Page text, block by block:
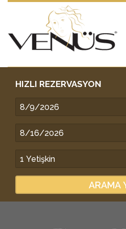
HIZLI REZERVASYON
ARAMA